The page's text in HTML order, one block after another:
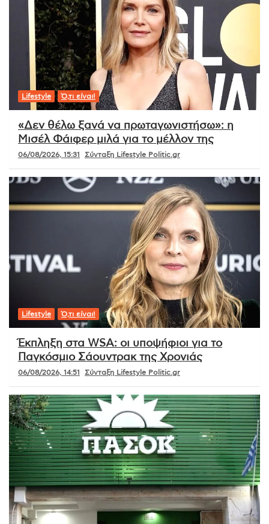
Lifestyle Ό,τι είναι!
«Δεν θέλω ξανά να πρωταγωνιστήσω»: η
Μισέλ Φάιφερ μιλά για το μέλλον της
06/08/2026, 15:31 Σύνταξη Lifestyle Politic.gr
Lifestyle Ό,τι είναι!
Έκπληξη στα WSA: οι υποψήφιοι για το
Παγκόσμιο Σάουντρακ της Χρονιάς
06/08/2026, 14:51 Σύνταξη Lifestyle Politic.gr